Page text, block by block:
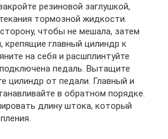
резиновой заглушкой,
тормозной жидкости.
чтобы не мешала, затем
крепящие главный цилиндр к
на себя и расшплинтуйте
педаль. Вытащите
цилиндр от педали. Главный и
в обратном порядке.
длину штока, который